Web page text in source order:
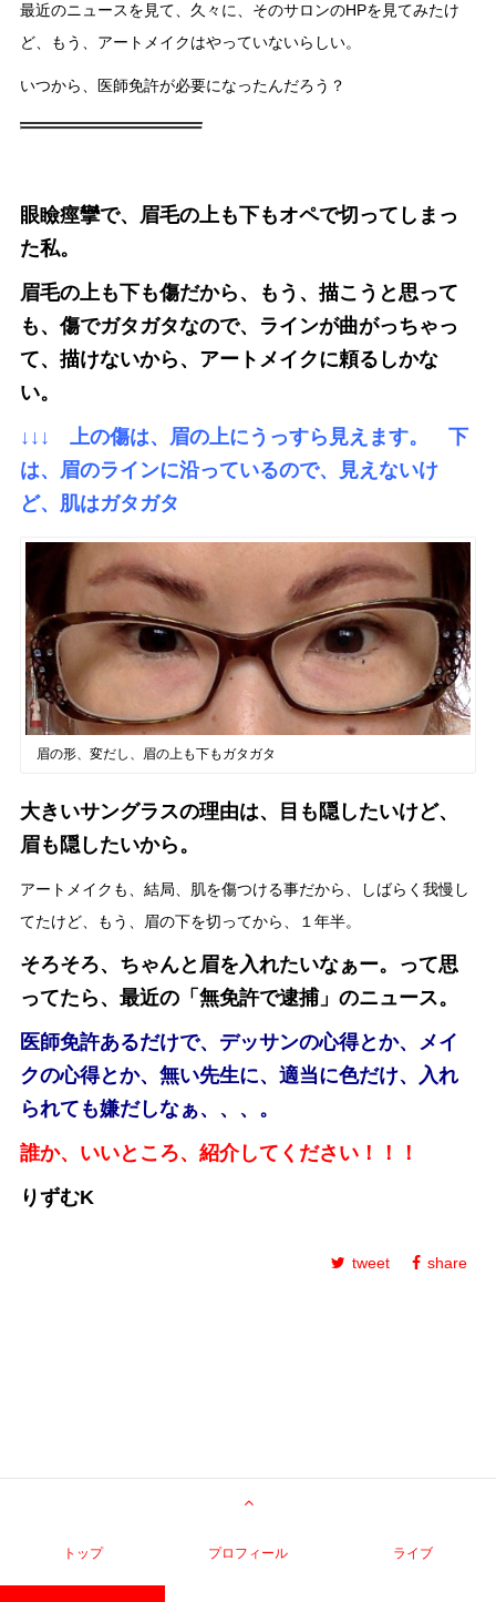
最近のニュースを見て、久々に、そのサロンのHPを見てみたけ
ど、もう、アートメイクはやっていないらしい。
いつから、医師免許が必要になったんだろう？
眼瞼痙攣で、眉毛の上も下もオペで切ってしまっ
た私。
眉毛の上も下も傷だから、もう、描こうと思って
も、傷でガタガタなので、ラインが曲がっちゃっ
て、描けないから、アートメイクに頼るしかな
い。
↓↓↓ 上の傷は、眉の上にうっすら見えます。 下
は、眉のラインに沿っているので、見えないけ
ど、肌はガタガタ
眉の形、変だし、眉の上も下もガタガタ
大きいサングラスの理由は、目も隠したいけど、
眉も隠したいから。
アートメイクも、結局、肌を傷つける事だから、しばらく我慢し
てたけど、もう、眉の下を切ってから、１年半。
そろそろ、ちゃんと眉を入れたいなぁー。って思
ってたら、最近の「無免許で逮捕」のニュース。
医師免許あるだけで、デッサンの心得とか、メイ
クの心得とか、無い先生に、適当に色だけ、入れ
られても嫌だしなぁ、、、。
誰か、いいところ、紹介してください！！！
りずむK
tweet share
トップ プロフィール ライブ